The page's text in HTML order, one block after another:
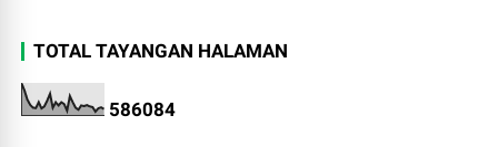
TOTAL TAYANGAN HALAMAN
586084